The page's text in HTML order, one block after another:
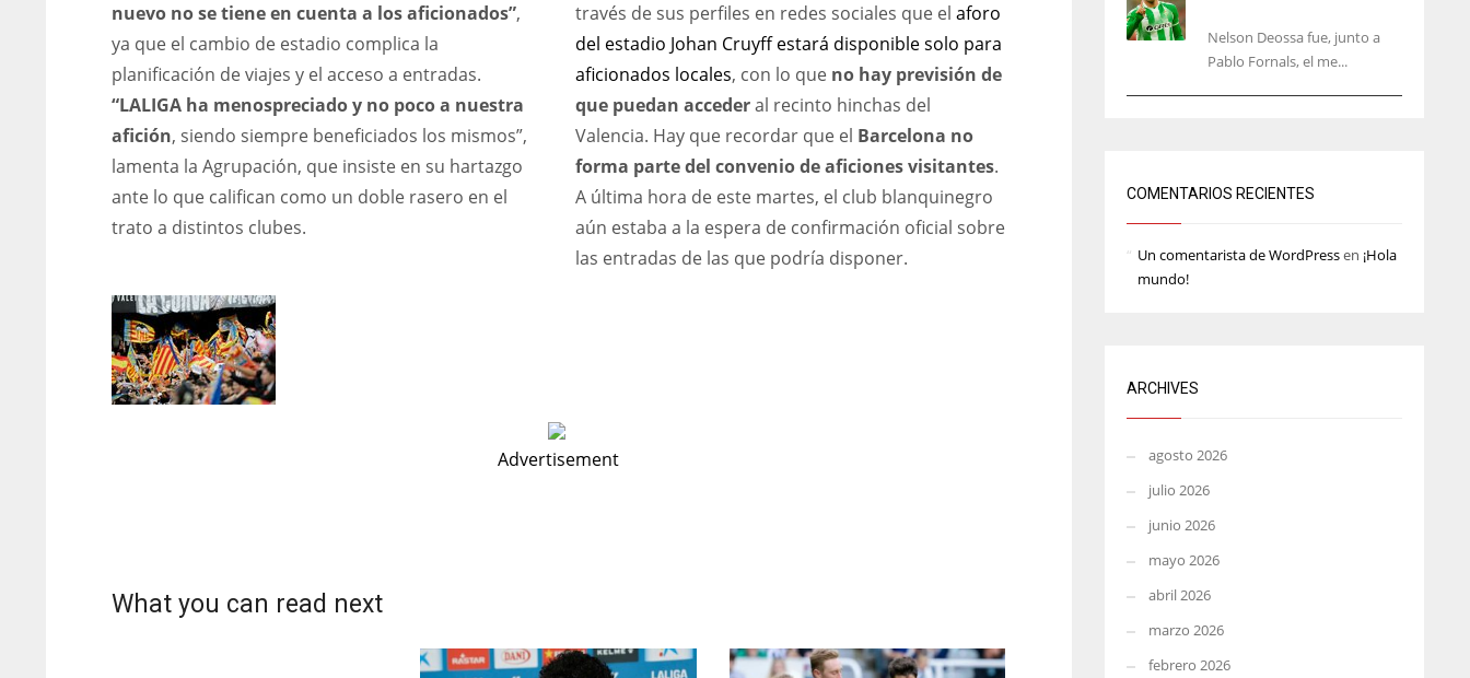
DAL
22
WSH
26
DAL
22
WSH
26
PIT
20
NE
16
OAK
19
NYG
24
MIA
17
IND NYJ
nuevo no se tiene en cuenta a los aficionados”,
ya que el cambio de estadio complica la
planificación de viajes y el acceso a entradas.
“LALIGA ha menospreciado y no poco a nuestra
afición, siendo siempre beneficiados los mismos”,
lamenta la Agrupación, que insiste en su hartazgo
ante lo que califican como un doble rasero en el
trato a distintos clubes.
través de sus perfiles en redes sociales que el aforo
del estadio Johan Cruyff estará disponible solo para
aficionados locales, con lo que no hay previsión de
que puedan accederal recinto hinchas del
Valencia. Hay que recordar que el Barcelona no
forma parte del convenio de aficiones visitantes.
A última hora de este martes, el club blanquinegro
aún estaba a la espera de confirmación oficial sobre
las entradas de las que podría disponer.
Advertisement
What you can read next
Nelson Deossa fue, junto a
Pablo Fornals, el me...
COMENTARIOS RECIENTES
Un comentarista de WordPressen ¡Hola
mundo!
ARCHIVES
agosto 2026
julio 2026
junio 2026
mayo 2026
abril 2026
marzo 2026
febrero 2026